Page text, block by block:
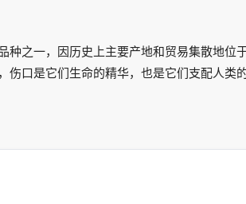
种之一，因历史上主要产地和贸易集散地位
伤口是它们生命的精华，也是它们支配人类